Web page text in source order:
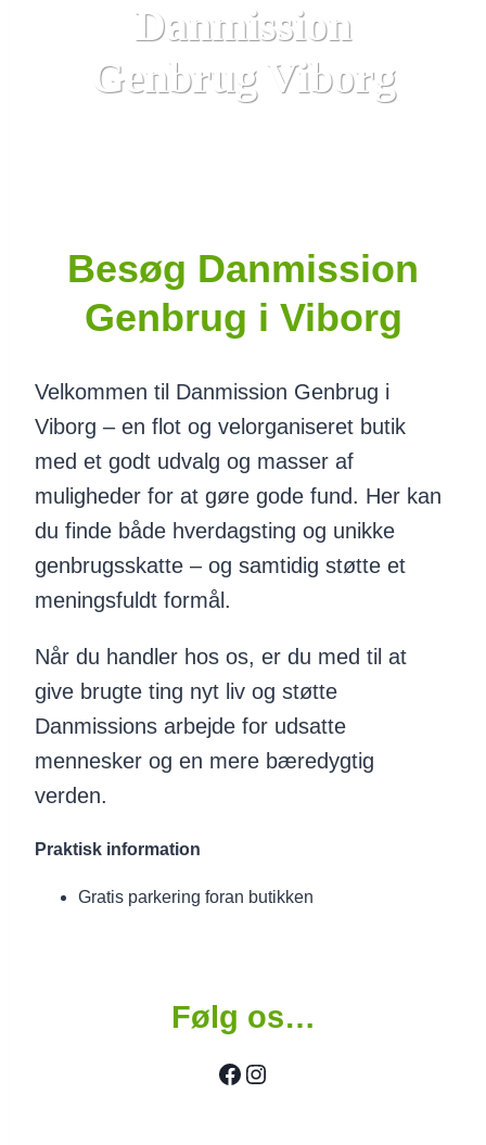
Danmission
Genbrug Viborg
Besøg Danmission
Genbrug i Viborg
Velkommen til Danmission Genbrug i
Viborg – en flot og velorganiseret butik
med et godt udvalg og masser af
muligheder for at gøre gode fund. Her kan
du finde både hverdagsting og unikke
genbrugsskatte – og samtidig støtte et
meningsfuldt formål.
Når du handler hos os, er du med til at
give brugte ting nyt liv og støtte
Danmissions arbejde for udsatte
mennesker og en mere bæredygtig
verden.
Praktisk information
Gratis parkering foran butikken
Følg os…
Facebook
Instagram